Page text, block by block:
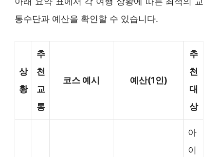
통수단과 예산을 확인할 수 있습니다.
상
황
추
천
교
통
코스 예시 예산(1인)
추
천
대
상
아
이